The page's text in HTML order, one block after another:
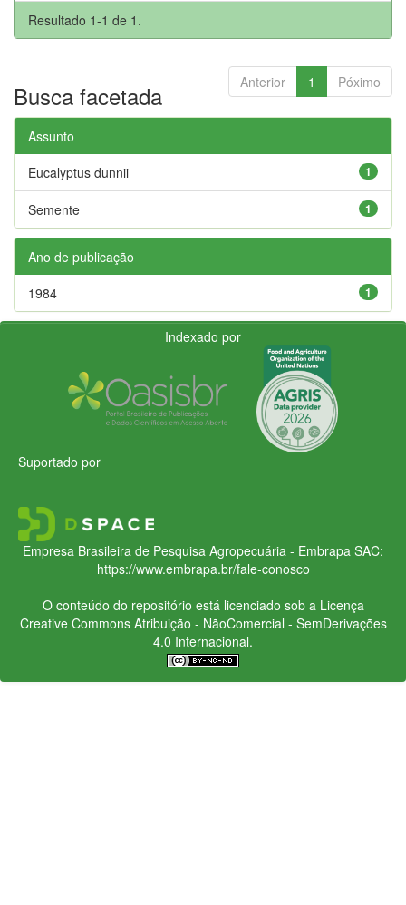
Resultado 1-1 de 1.
Anterior 1 Póximo
Busca facetada
Assunto
1
Eucalyptus dunnii
1
Semente
Ano de publicação
1
1984
Indexado por
Suportado por
Empresa Brasileira de Pesquisa Agropecuária - Embrapa SAC:
https://www.embrapa.br/fale-conosco
O conteúdo do repositório está licenciado sob a Licença
Creative CommonsAtribuição - NãoComercial - SemDerivações
4.0 Internacional.